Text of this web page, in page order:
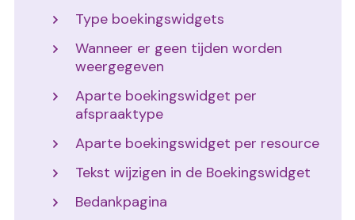
Type boekingswidgets
Wanneer er geen tijden worden
weergegeven
Aparte boekingswidget per
afspraaktype
Aparte boekingswidget per resource
Tekst wijzigen in de Boekingswidget
Bedankpagina